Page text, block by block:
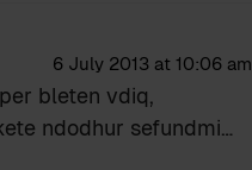
6 July 2013 at 10:06 am
bleten vdiq,
ndodhur sefundmi…